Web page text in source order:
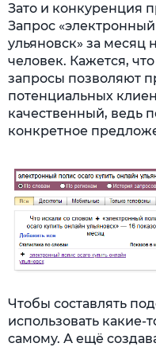
Зато и конкуренция
Запрос
ульяновск» за месяц
человек. Кажется,
запросы позволяют
потенциальных
качественный, ведь
конкретное
Чтобы составлять
использовать
самому. А ещё